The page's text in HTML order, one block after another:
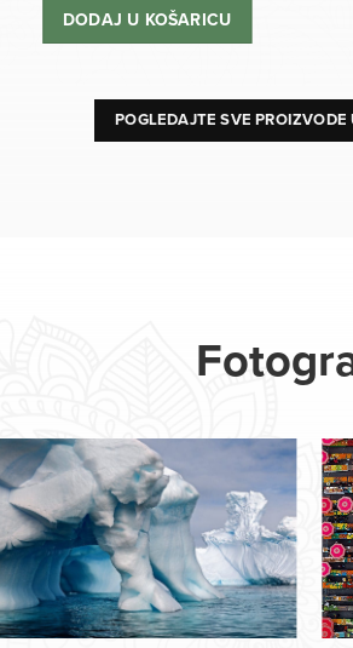
DODAJ U KOŠARICU
POGLEDAJTE SVE PROIZVODE